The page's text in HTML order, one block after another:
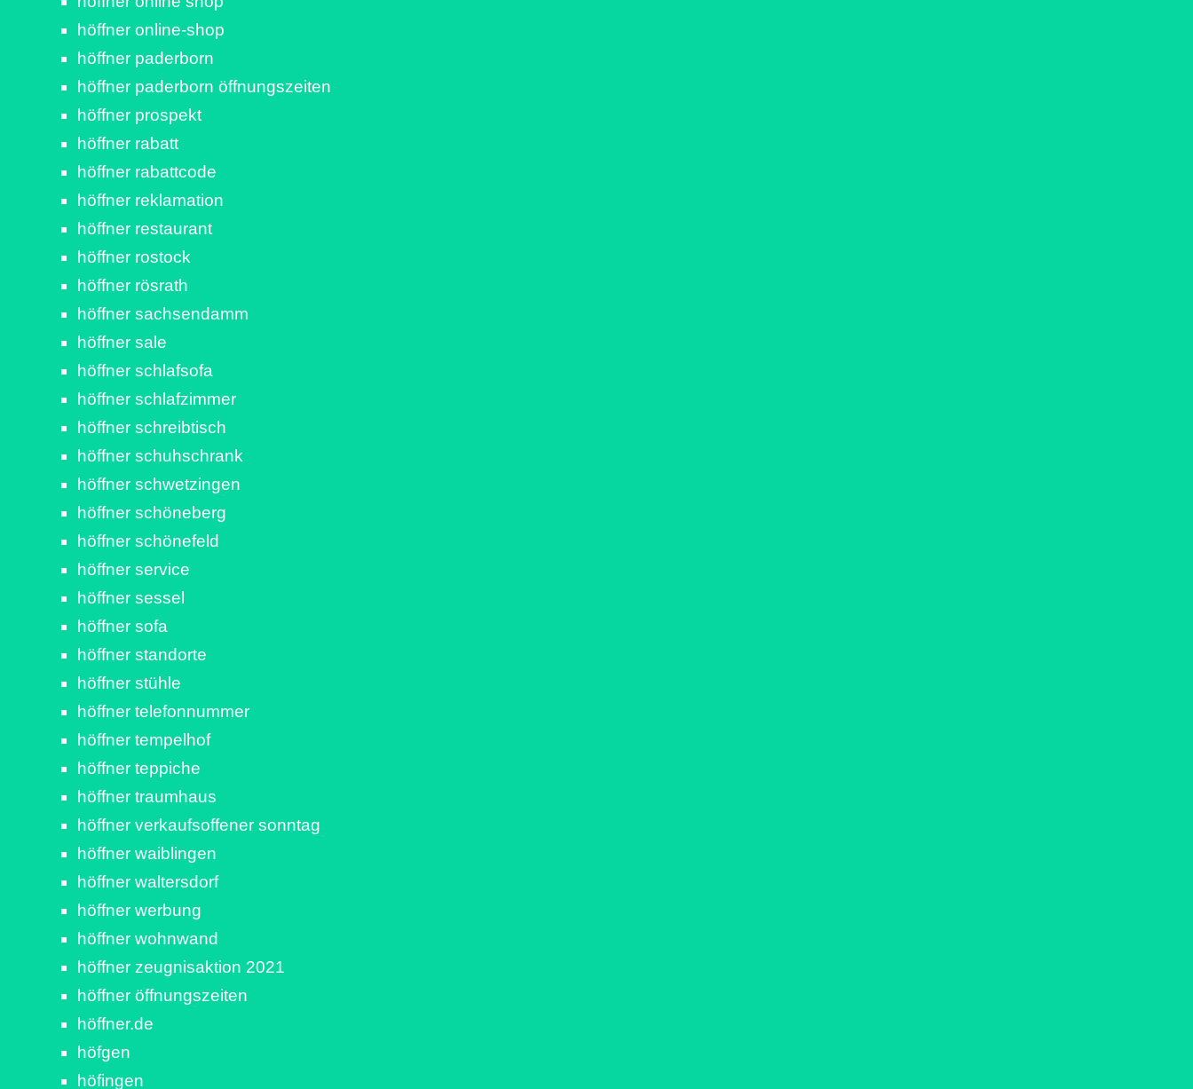
höffner online-shop
höffner paderborn
höffner paderborn öffnungszeiten
höffner prospekt
höffner rabatt
höffner rabattcode
höffner reklamation
höffner restaurant
höffner rostock
höffner rösrath
höffner sachsendamm
höffner sale
höffner schlafsofa
höffner schlafzimmer
höffner schreibtisch
höffner schuhschrank
höffner schwetzingen
höffner schöneberg
höffner schönefeld
höffner service
höffner sessel
höffner sofa
höffner standorte
höffner stühle
höffner telefonnummer
höffner tempelhof
höffner teppiche
höffner traumhaus
höffner verkaufsoffener sonntag
höffner waiblingen
höffner waltersdorf
höffner werbung
höffner wohnwand
höffner zeugnisaktion 2021
höffner öffnungszeiten
höffner.de
höfgen
höfingen